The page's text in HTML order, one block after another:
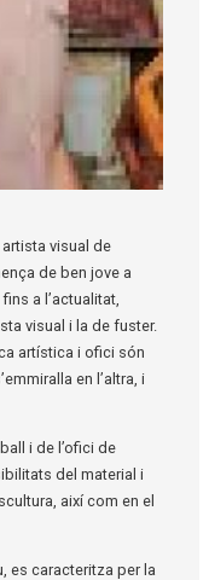
artista visual de
de ben jove a
a l’actualitat,
visual i la de fuster.
artística i ofici són
en l’altra, i
i de l’ofici de
del material i
així com en el
es caracteritza per la